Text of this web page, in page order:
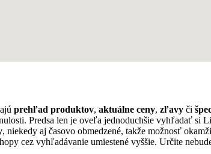
prehľad produktov, aktuálne ceny, zľavy či
Predsa len je oveľa jednoduchšie vyhľadať si
, niekedy aj časovo obmedzené, takže možnosť
cez vyhľadávanie umiestené vyššie. Určite